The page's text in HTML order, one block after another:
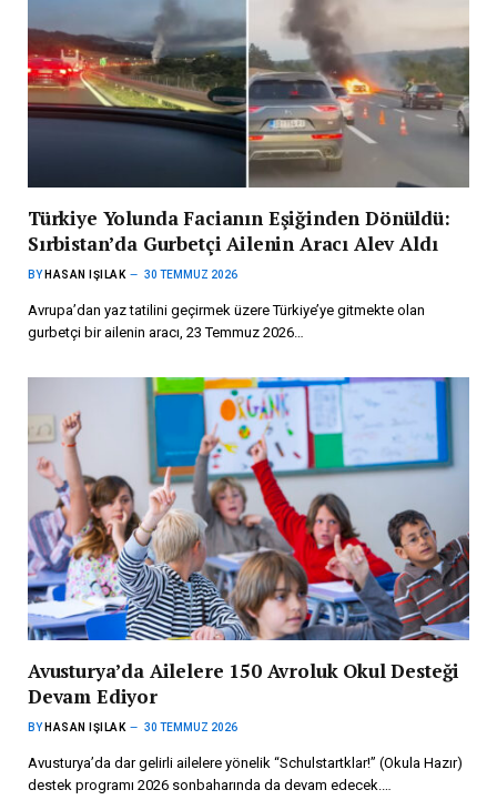
Türkiye Yolunda Facianın Eşiğinden Dönüldü:
Sırbistan’da Gurbetçi Ailenin Aracı Alev Aldı
BY HASAN IŞILAK 30 TEMMUZ 2026
Avrupa’dan yaz tatilini geçirmek üzere Türkiye’ye gitmekte olan
gurbetçi bir ailenin aracı, 23 Temmuz 2026…
Avusturya’da Ailelere 150 Avroluk Okul Desteği
Devam Ediyor
BY HASAN IŞILAK 30 TEMMUZ 2026
Avusturya’da dar gelirli ailelere yönelik “Schulstartklar!” (Okula Hazır)
destek programı 2026 sonbaharında da devam edecek.…